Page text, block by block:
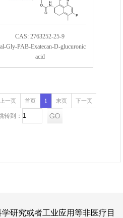
CAS: 2763252-25-9
Gly-PAB-Exatecan-D-glucuronic
acid
上一页 首页 1 末页 下一页
转到：
研究或者工业应用等非医疗目